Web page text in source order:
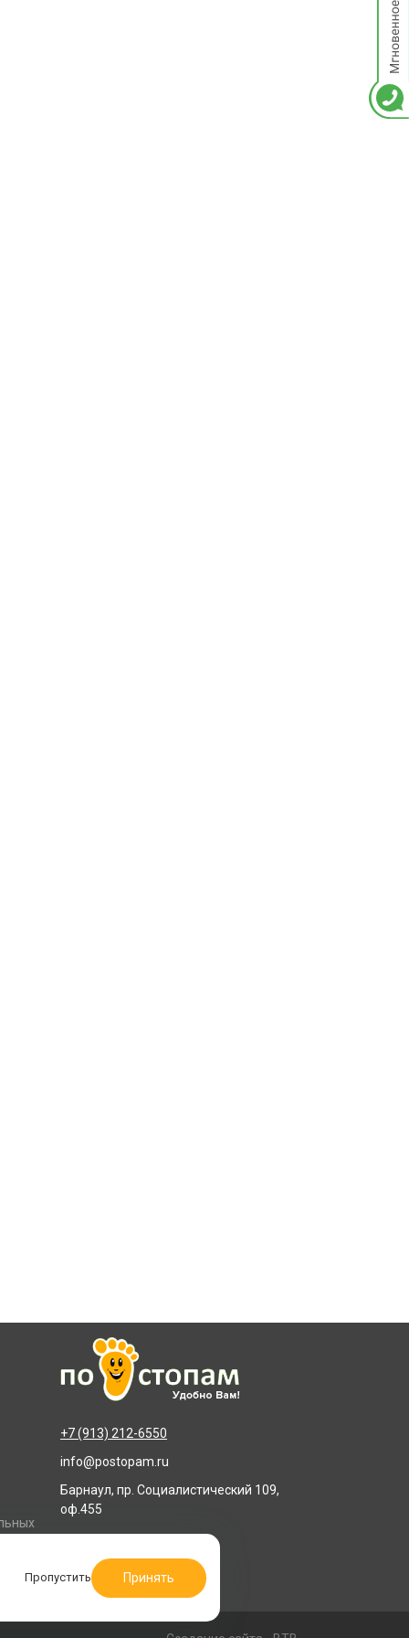
+7 (913) 212-6550
info@postopam.ru
Барнаул, пр. Социалистический 109,
оф.455
Пропустить Принять